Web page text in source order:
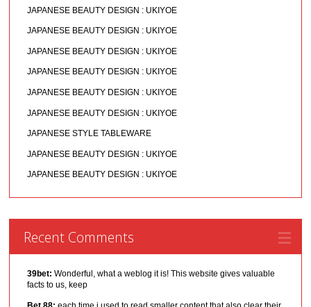
JAPANESE BEAUTY DESIGN : UKIYOE
JAPANESE BEAUTY DESIGN : UKIYOE
JAPANESE BEAUTY DESIGN : UKIYOE
JAPANESE BEAUTY DESIGN : UKIYOE
JAPANESE BEAUTY DESIGN : UKIYOE
JAPANESE BEAUTY DESIGN : UKIYOE
JAPANESE STYLE TABLEWARE
JAPANESE BEAUTY DESIGN : UKIYOE
JAPANESE BEAUTY DESIGN : UKIYOE
Recent Comments
39bet: Wonderful, what a weblog it is! This website gives valuable
facts to us, keep